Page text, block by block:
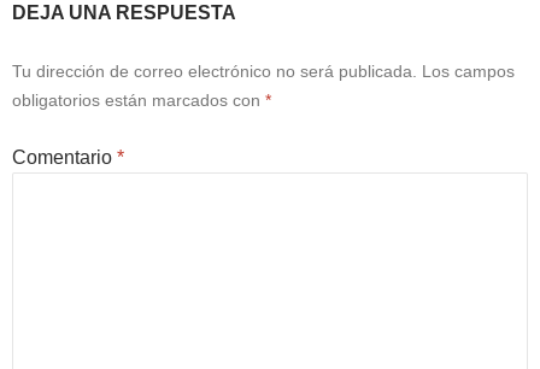
DEJA UNA RESPUESTA
Tu dirección de correo electrónico no será publicada.
Los campos
obligatorios están marcados con *
Comentario *